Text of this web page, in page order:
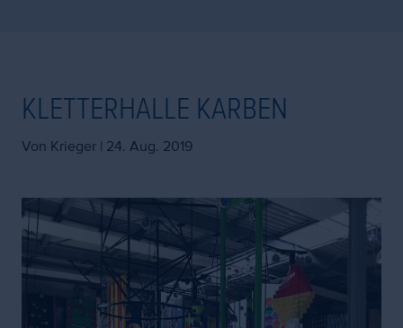
KLETTERHALLE KARBEN
Von Krieger | 24. Aug. 2019